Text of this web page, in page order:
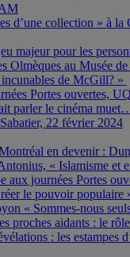
d’une collection » à
majeur pour les
Olmèques au Musée
de McGill? »
Portes ouvertes,
parler le cinéma
22 février 2024
en devenir :
« Islamisme
journées Portes
le pouvoir populaire
« Sommes-nous
proches aidants : le
: les